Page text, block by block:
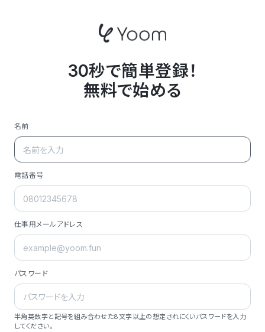
30秒で簡単登録！
無料で始める
名前
電話番号
仕事用メールアドレス
パスワード
半角英数字と記号を組み合わせた8文字以上の想定されにくいパスワードを入力
してください。